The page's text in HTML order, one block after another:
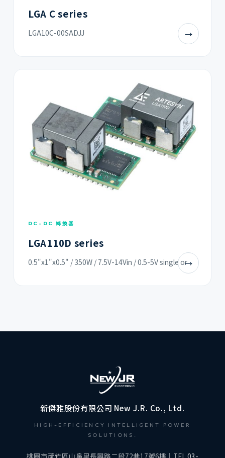
LGA C series
LGA10C-00SADJJ →
DC-DC 轉換器
LGA110D series
0.5"x1"x0.5" / 350W / 7.5V-14Vin / 0.5-5V single or→
新傑雅股份有限公司 New J.R. Co., Ltd.
HIGH-EFFICIENCY INTELLIGENT POWER
SOLUTIONS.
桃園市蘆竹區山鼻里長興路二段72巷17號6樓｜TEL 03-